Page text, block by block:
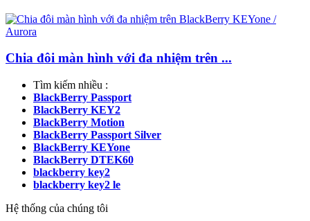
Chia đôi màn hình với đa nhiệm trên ...
Tìm kiếm nhiều :
BlackBerry Passport
BlackBerry KEY2
BlackBerry Motion
BlackBerry Passport Silver
BlackBerry KEYone
BlackBerry DTEK60
blackberry key2
blackberry key2 le
Hệ thống của chúng tôi